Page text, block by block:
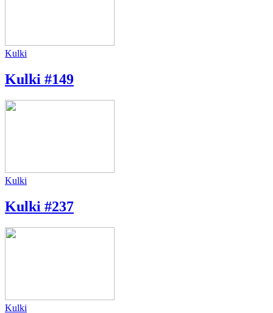
Kulki
Kulki #149
Kulki
Kulki #237
Kulki